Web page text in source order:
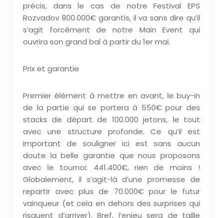
précis, dans le cas de notre Festival EPS
Rozvadov 800.000€ garantis, il va sans dire qu’il
s’agit forcément de notre Main Event qui
ouvrira son grand bal à partir du 1er mai.
Prix et garantie
Premier élément à mettre en avant, le buy-in
de la partie qui se portera à 550€ pour des
stacks de départ de 100.000 jetons, le tout
avec une structure profonde. Ce qu’il est
important de souligner ici est sans aucun
doute la belle garantie que nous proposons
avec le tournoi: 441.400€, rien de moins !
Globalement, il s’agit-là d’une promesse de
repartir avec plus de 70.000€ pour le futur
vainqueur (et cela en dehors des surprises qui
risquent d’arriver). Bref, l’enjeu sera de taille